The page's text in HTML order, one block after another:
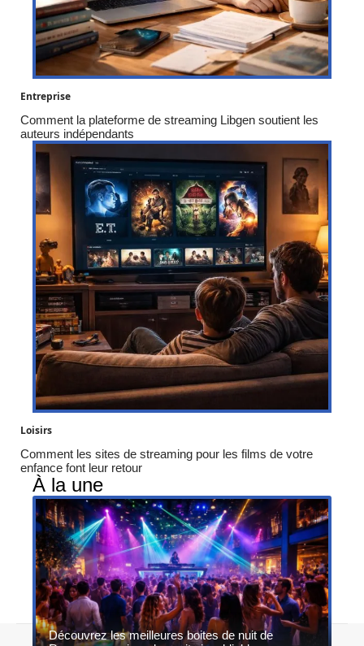
Entreprise
Comment la plateforme de streaming Libgen soutient les
auteurs indépendants
Loisirs
Comment les sites de streaming pour les films de votre
enfance font leur retour
À la une
Découvrez les meilleures boites de nuit de